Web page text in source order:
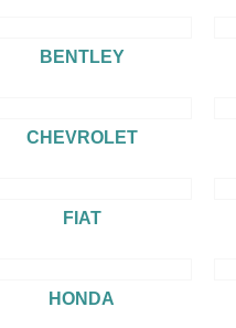
BENTLEY
CHEVROLET
FIAT
HONDA